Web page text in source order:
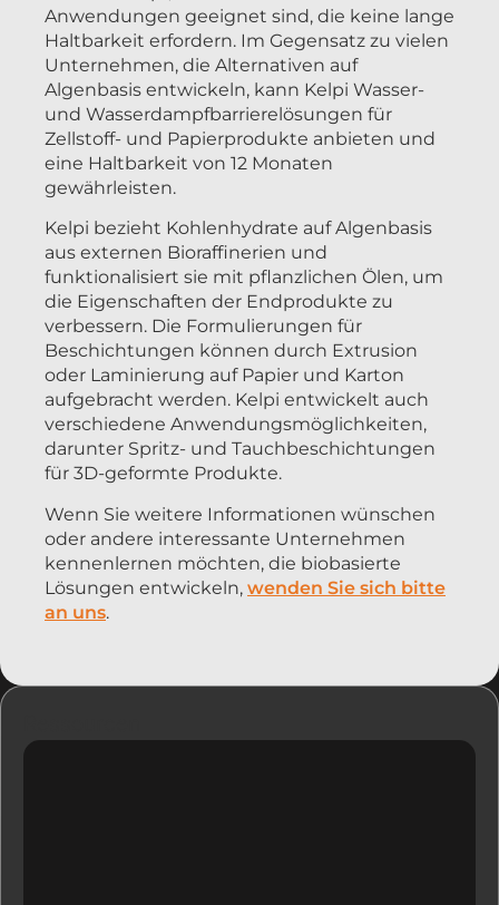
Anwendungen geeignet sind, die keine lange
Haltbarkeit erfordern. Im Gegensatz zu vielen
Unternehmen, die Alternativen auf
Algenbasis entwickeln, kann Kelpi Wasser-
und Wasserdampfbarrierelösungen für
Zellstoff- und Papierprodukte anbieten und
eine Haltbarkeit von 12 Monaten
gewährleisten.
Kelpi bezieht Kohlenhydrate auf Algenbasis
aus externen Bioraffinerien und
funktionalisiert sie mit pflanzlichen Ölen, um
die Eigenschaften der Endprodukte zu
verbessern. Die Formulierungen für
Beschichtungen können durch Extrusion
oder Laminierung auf Papier und Karton
aufgebracht werden. Kelpi entwickelt auch
verschiedene Anwendungsmöglichkeiten,
darunter Spritz- und Tauchbeschichtungen
für 3D-geformte Produkte.
Wenn Sie weitere Informationen wünschen
oder andere interessante Unternehmen
kennenlernen möchten, die biobasierte
Lösungen entwickeln, wenden Sie sich bitte
an uns.